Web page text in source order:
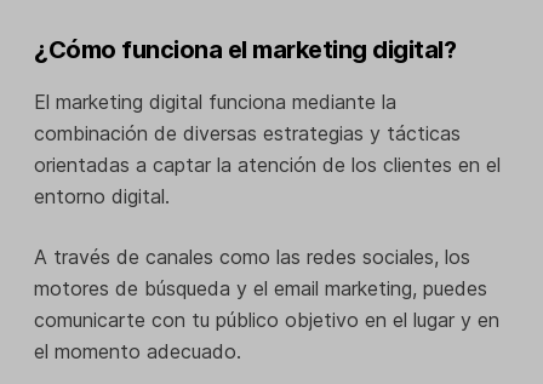
¿Cómo funciona el marketing digital?
El marketing digital funciona mediante la
combinación de diversas estrategias y tácticas
orientadas a captar la atención de los clientes en el
entorno digital.
A través de canales como las redes sociales, los
motores de búsqueda y el email marketing, puedes
comunicarte con tu público objetivo en el lugar y en
el momento adecuado.